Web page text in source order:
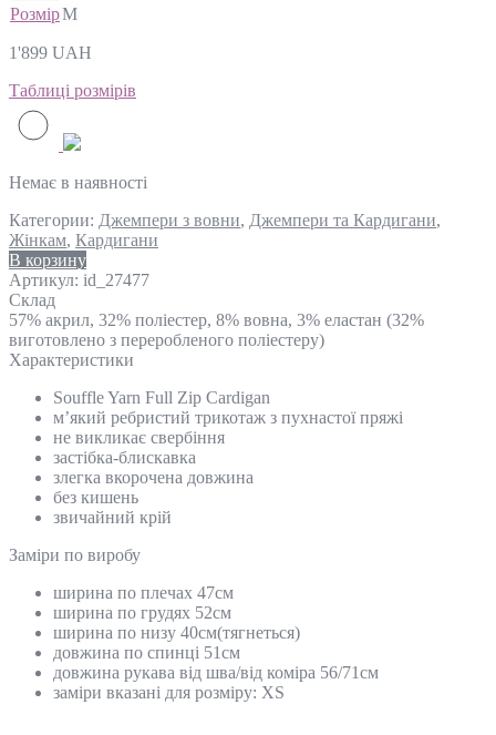
РозмірM
1'899 UAH
Таблиці розмірів
Немає в наявності
Категории: Джемпери з вовни, Джемпери та Кардигани,
Жінкам, Кардигани
В корзину
Артикул: id_27477
Склад
57% акрил, 32% поліестер, 8% вовна, 3% еластан (32%
виготовлено з переробленого поліестеру)
Характеристики
Souffle Yarn Full Zip Cardigan
м’який ребристий трикотаж з пухнастої пряжі
не викликає свербіння
застібка-блискавка
злегка вкорочена довжина
без кишень
звичайний крій
Замiри по виробу
ширина по плечах 47см
ширина по грудях 52см
ширина по низу 40см(тягнеться)
довжина по спинці 51см
довжина рукава від шва/від коміра 56/71см
заміри вказані для розміру: XS